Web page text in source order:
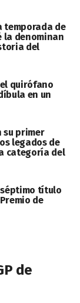
temporada de
la denominan
del
quirófano
en un
su primer
legados de
categoría del
séptimo título
de
de